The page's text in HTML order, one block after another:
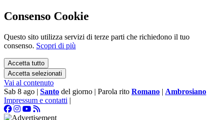
Consenso Cookie
Questo sito utilizza servizi di terze parti che richiedono il tuo
consenso. Scopri di più
Accetta tutto
Accetta selezionati
Vai al contenuto
Sab 8 ago | Santo del giorno | Parola rito Romano | Ambrosiano
Impressum e contatti |